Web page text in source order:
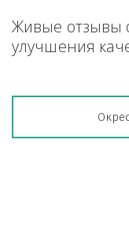
Живые отзывы
улучшения